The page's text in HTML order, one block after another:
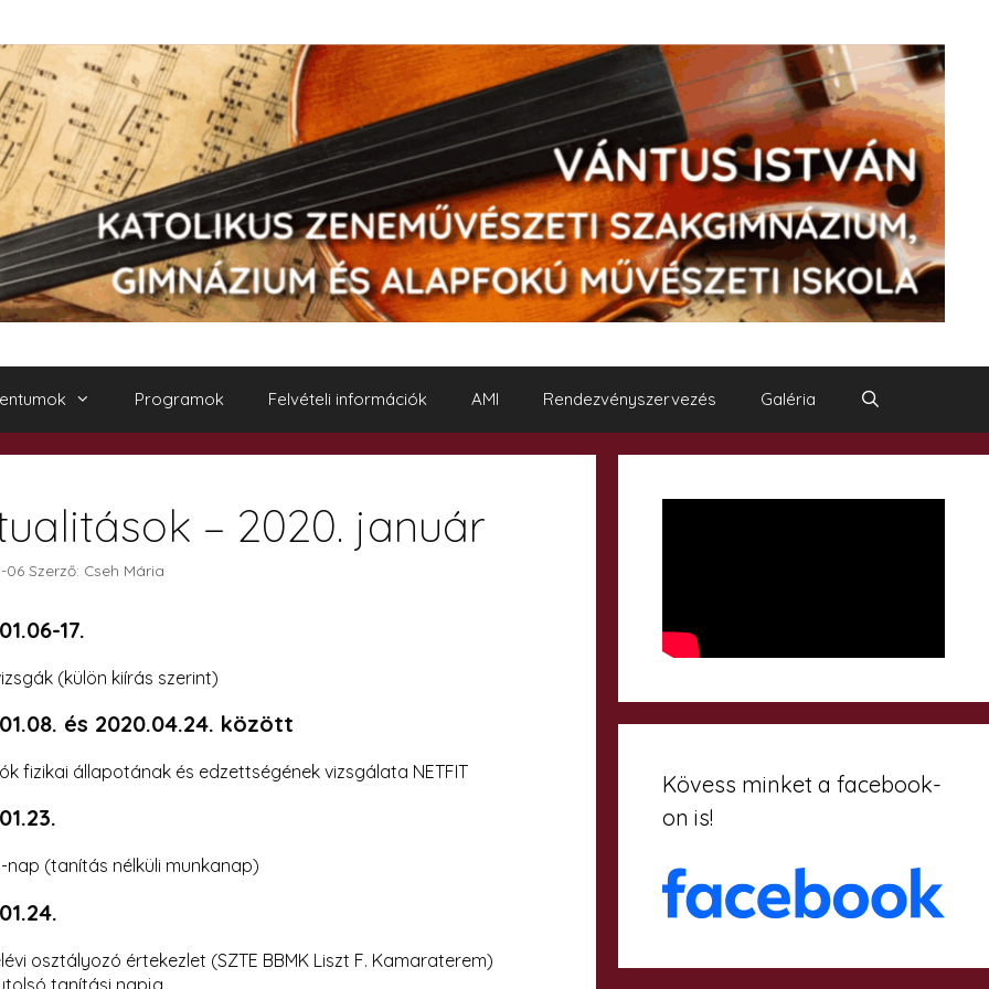
Programok Felvételi információk AMI Rendezvényszervezés Galéria
– 2020. január
06 Szerző: Cseh Mária
17.
(külön kiírás szerint)
és 2020.04.24. között
fizikai állapotának és edzettségének vizsgálata NETFIT
nap (tanítás nélküli munkanap)
osztályozó értekezlet (SZTE BBMK Liszt F. Kamaraterem)
tanítási napja
Kövess minket a facebook-
on is!